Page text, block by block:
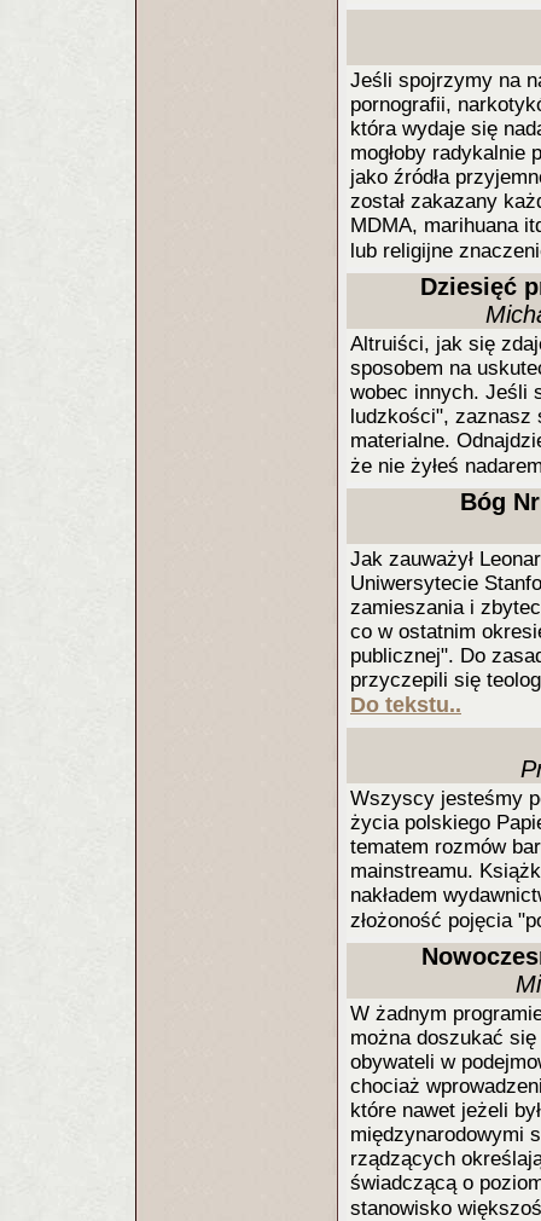
Jeśli spojrzymy na
pornografii,
która wydaje się
mogłoby radykalnie
jako źródła
został zakazany
MDMA, marihuana
lub religijne
Dziesięć
Altruiści, jak się
sposobem na
wobec innych. Jeśli
ludzkości", zaznasz
materialne.
że nie żyłeś
Bóg
Jak zauważył
Uniwersytecie
zamieszania i
co w ostatnim
publicznej". Do
przyczepili się
Do tekstu..
Wszyscy jesteśmy
życia polskiego
tematem rozmów
mainstreamu.
nakładem
złożoność pojęcia
W żadnym
można doszukać
obywateli w
chociaż
które nawet jeżeli
międzynarodowymi
rządzących
świadczącą o
stanowisko